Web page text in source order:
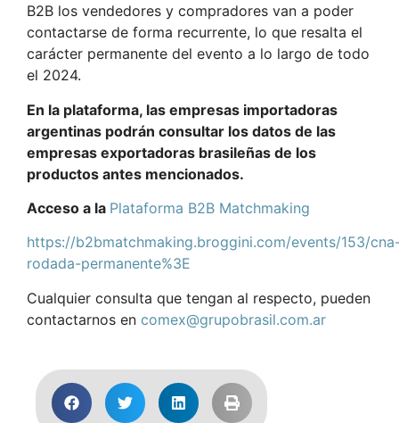
B2B los vendedores y compradores van a poder
contactarse de forma recurrente, lo que resalta el
carácter permanente del evento a lo largo de todo
el 2024.
En la plataforma, las empresas importadoras
argentinas podrán consultar los datos de las
empresas exportadoras brasileñas de los
productos antes mencionados.
Acceso a la Plataforma B2B Matchmaking
https://b2bmatchmaking.broggini.com/events/153/
rodada-permanente%3E
Cualquier consulta que tengan al respecto, pueden
contactarnos en comex@grupobrasil.com.ar